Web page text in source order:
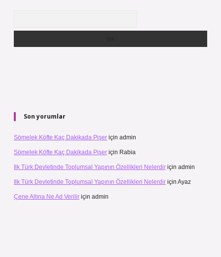
Son yorumlar
Sömelek Köfte Kaç Dakikada Pişer için admin
Sömelek Köfte Kaç Dakikada Pişer için Rabia
Ilk Türk Devletinde Toplumsal Yapının Özellikleri Nelerdir için admin
Ilk Türk Devletinde Toplumsal Yapının Özellikleri Nelerdir için Ayaz
Çene Altına Ne Ad Verilir için admin